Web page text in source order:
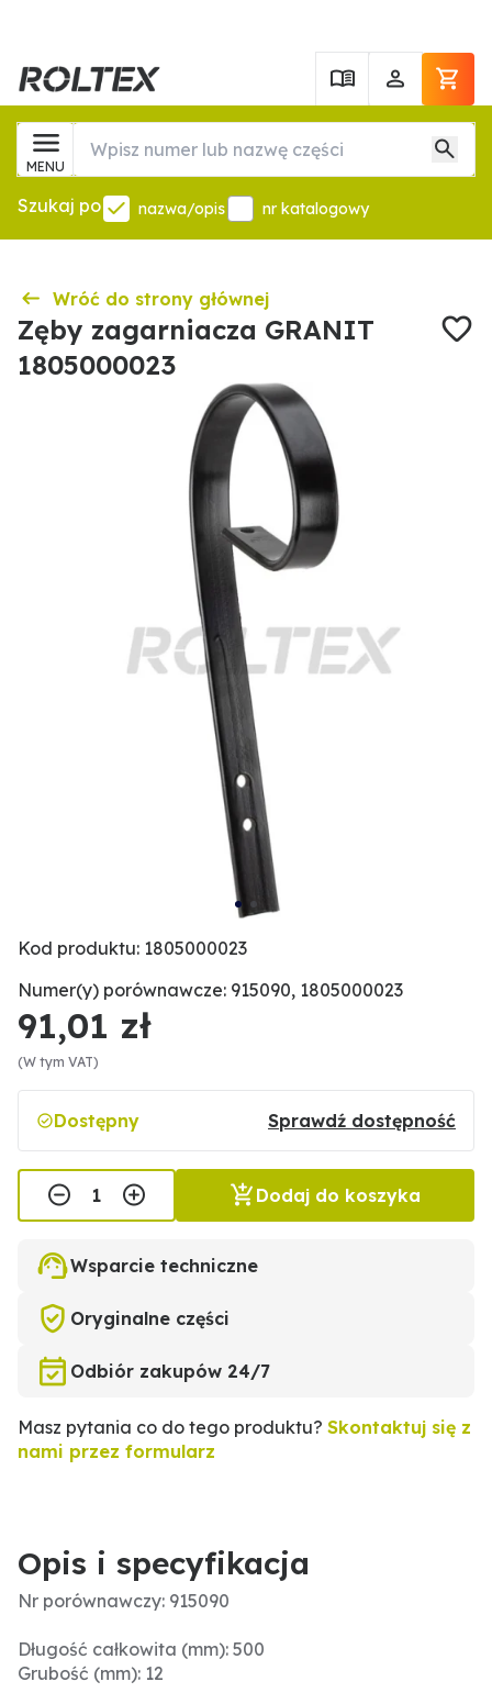
MENU
Szukaj po nazwa/opis nr katalogowy
Wróć do strony głównej
Zęby zagarniacza GRANIT
1805000023
Kod produktu: 1805000023
Numer(y) porównawcze: 915090, 1805000023
91,01 zł
(W tym VAT)
Dostępny Sprawdź dostępność
Dodaj do koszyka
Wsparcie techniczne
Oryginalne części
Odbiór zakupów 24/7
Masz pytania co do tego produktu? Skontaktuj się z
nami przez formularz
Opis i specyfikacja
Nr porównawczy: 915090
Długość całkowita (mm): 500
Grubość (mm): 12